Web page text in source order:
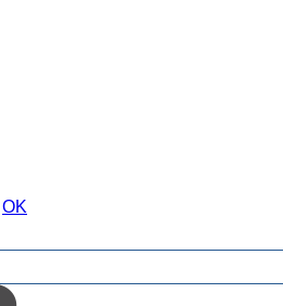
OK